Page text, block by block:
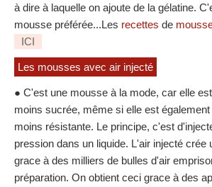
à dire à laquelle on ajoute de la gélatine.
mousse préférée...Les recettes de
ICI
Les mousses avec air injecté
● C'est une mousse à la mode, car elle
moins sucrée, même si elle est
moins résistante. Le principe, c'est
pression dans un liquide. L'air injecté crée
grace à des milliers de bulles d'air
préparation. On obtient ceci grace à des